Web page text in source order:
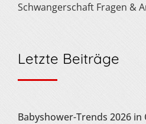
Schwangerschaft Fragen &
Letzte Beiträge
Babyshower-Trends 2026